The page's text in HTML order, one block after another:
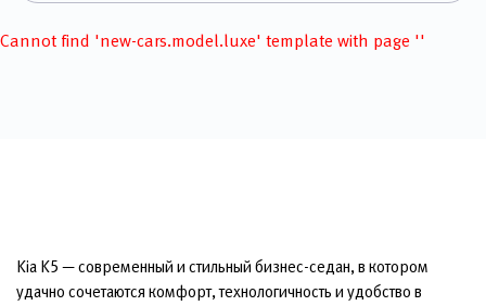
Cannot find 'new-cars.model.luxe' template with page ''
Kia K5 — современный и стильный бизнес-седан, в котором
удачно сочетаются комфорт, технологичность и удобство в